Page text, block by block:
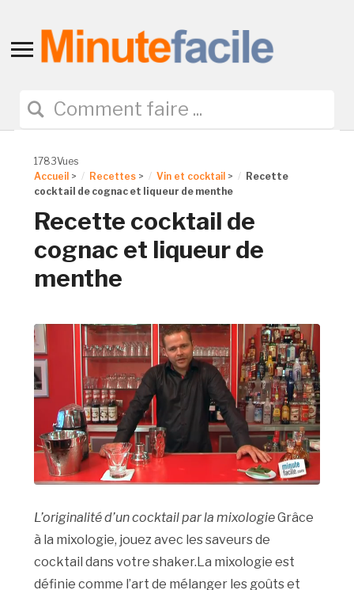
Toggle
navigation
1783Vues
Accueil > Recettes > Vin et cocktail >
Recette
cocktail de cognac et liqueur de menthe
Recette cocktail de
cognac et liqueur de
menthe
L’originalité d’un cocktail par la mixologieGrâce
à la mixologie, jouez avec les saveurs de
cocktail dans votre shaker.La mixologie est
définie comme l’art de mélanger les goûts et